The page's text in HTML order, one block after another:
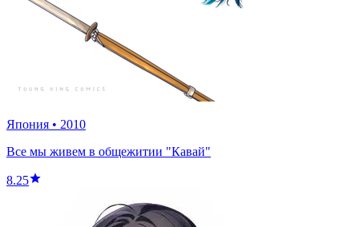
Япония • 2010
Все мы живем в общежитии "Кавай"
8.25